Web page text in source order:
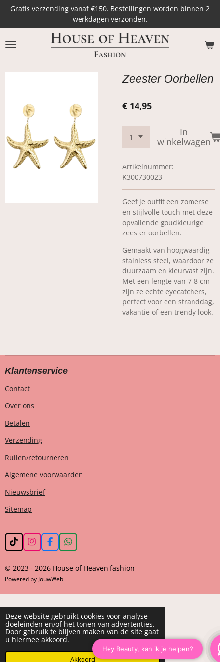
Deze website gebruikt cookies voor analyse-
doeleinden en/of het tonen van advertenties.
Door gebruik te blijven maken van de site gaat
u hiermee akkoord.
Akkoord
Ga
naar
de
hoofdinhoud
Gratis verzending vanaf €150. Bestellingen worden binnen 2
werkdagen verzonden.
Zeester Oorbellen
€ 14,95
In
winkelwagen
Artikelnummer:
K300730023
Geef je outfit een zomerse
en stijlvolle touch met deze
opvallende goudkleurige
zeester oorbellen.
Gemaakt van hoogwaardig
stainless steel, waardoor ze
duurzaam en kleurvast zijn.
Met een lengte van 7-8 cm
zijn ze echte eyecatchers,
perfect voor een stranddag,
vakantie of een trendy look.
Klantenservice
Contact
Over ons
Betalen
Verzending
Ruilen/retourneren
Algemene voorwaarden
Nieuwsbrief
Sitemap
T
i
T
o
k
I
n
t
a
g
r
m
F
a
e
b
o
o
W
h
t
p
© 2023 - 2026 House of Heaven fashion
Powered by JouwWeb